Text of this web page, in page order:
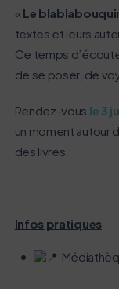
aussi !
Nous avons
« Le
textes et leurs
Ce temps
de se poser, de
Rendez-vous le 3
un moment autour
des livres.
Infos pratiques